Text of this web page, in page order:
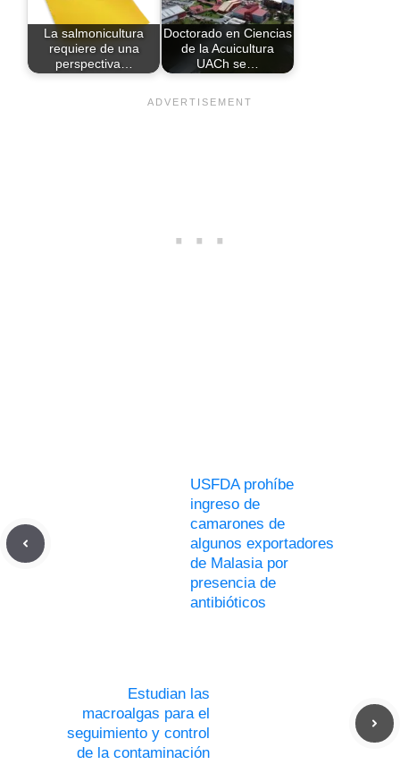
La salmonicultura
requiere de una
perspectiva…
Doctorado en Ciencias
de la Acuicultura
UACh se…
USFDA prohíbe
ingreso de
camarones de
algunos exportadores
de Malasia por
presencia de
antibióticos
Estudian las
macroalgas para el
seguimiento y control
de la contaminación